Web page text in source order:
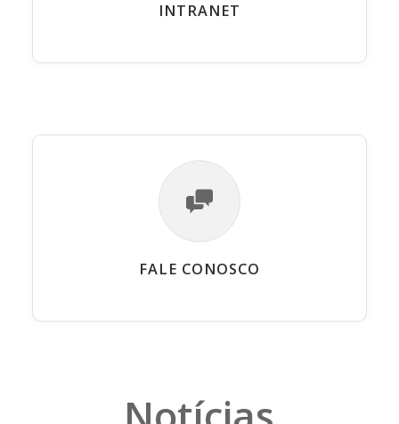
INTRANET
FALE CONOSCO